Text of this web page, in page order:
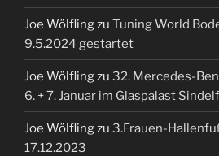
Joe Wölflingzu Tuning World
9.5.2024 gestartet
Joe Wölflingzu 32. Mercedes-
6. + 7. Januar im Glaspalast
Joe Wölflingzu 3.Frauen-
17.12.2023